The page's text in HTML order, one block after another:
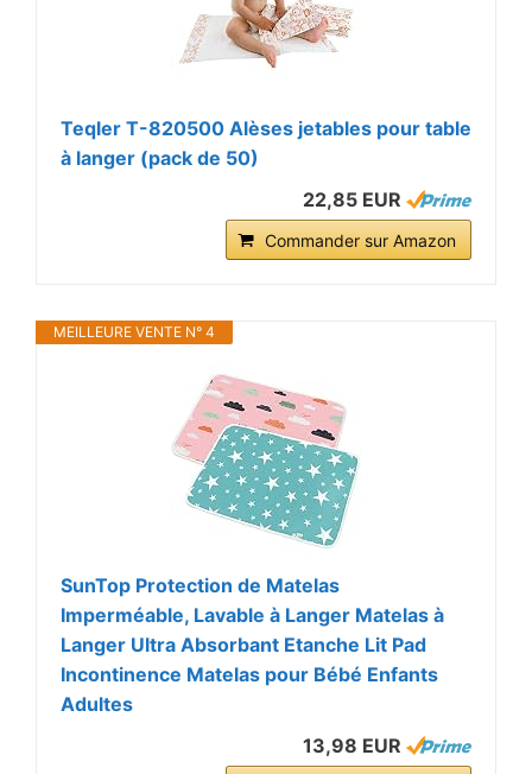
Teqler T-820500 Alèses jetables pour table
à langer (pack de 50)
22,85 EUR
Commander sur Amazon
MEILLEURE VENTE N° 4
SunTop Protection de Matelas
Imperméable, Lavable à Langer Matelas à
Langer Ultra Absorbant Etanche Lit Pad
Incontinence Matelas pour Bébé Enfants
Adultes
13,98 EUR